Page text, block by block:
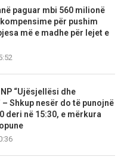
paguar mbi 560 milionë
për pushim
më e madhe për lejet e
“Ujësjellësi dhe
– Shkup nesër do të punojnë
deri në 15:30, e mërkura